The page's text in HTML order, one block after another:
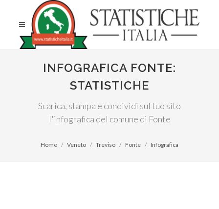
INFOGRAFICA FONTE:
STATISTICHE
Scarica, stampa e condividi sul tuo sito
l'infografica del comune di Fonte
Home Veneto Treviso Fonte Infografica